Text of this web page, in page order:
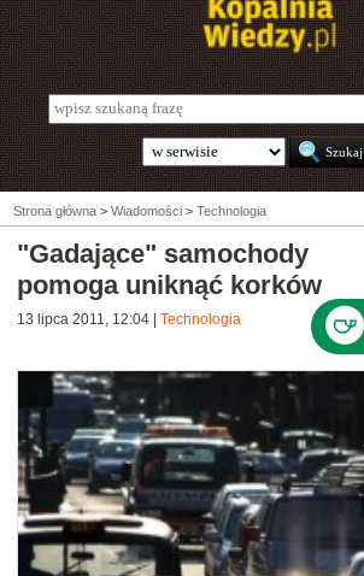
Strona główna > Wiadomości > Technologia
"Gadające" samochody
pomoga uniknąć korków
13 lipca 2011, 12:04 Technologia